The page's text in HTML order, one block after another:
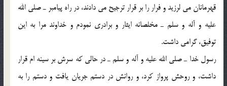
قهرمانان مي لرزيد و فرار را بر قرار ترجيح مي دادند، در راه پيامبر ـ صلي الله
عليه و آله و سلم ـ مخلصانه ايثار و برادري نمودم و خداوند مرا به اين
توفيق، گرامي داشت.
رسول خدا ـ صلي الله عليه و آله و سلم ـ در حالي که سرش بر سينه ام قرار
داشت، و روحش پرواز کرد، و روانش در دستم جريان يافت و دستم را به